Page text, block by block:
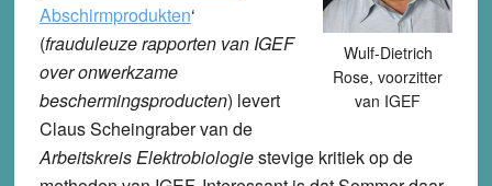
Wulf-Dietrich
Rose, voorzitter
van IGEF
Abschirmprodukten‘
(frauduleuze rapporten van IGEF
over onwerkzame
beschermingsproducten) levert
Claus Scheingraber van de
Arbeitskreis Elektrobiologiestevige kritiek op de